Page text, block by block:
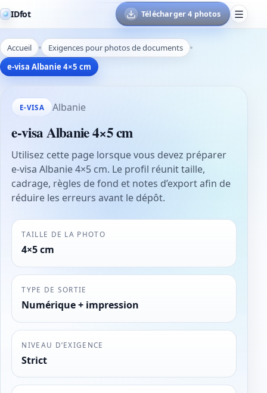
IDfot Télécharger 4 photos
Accueil
Exigences pour photos de documents
e-visa Albanie 4×5 cm
E-VISA Albanie
e-visa Albanie 4×5 cm
Utilisez cette page lorsque vous devez préparer
e-visa Albanie 4×5 cm. Le profil réunit taille,
cadrage, règles de fond et notes d’export afin de
réduire les erreurs avant le dépôt.
TAILLE DE LA PHOTO
4×5 cm
TYPE DE SORTIE
Numérique + impression
NIVEAU D’EXIGENCE
Strict